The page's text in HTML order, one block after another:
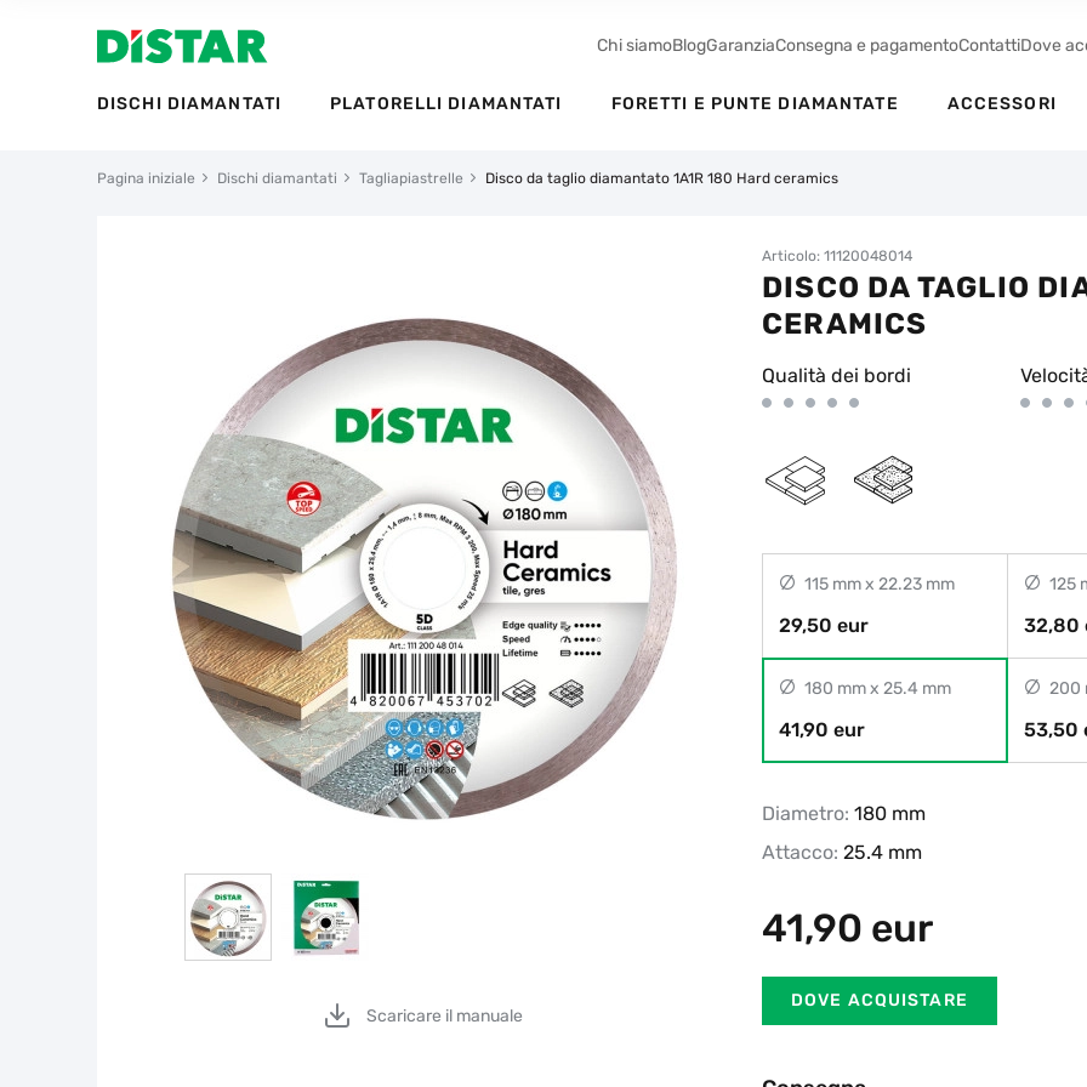
Chi siamoBlogGaranziaConsegna e pagamentoContattiDove
DISCHI DIAMANTATI PLATORELLI DIAMANTATI FORETTI E PUNTE DIAMANTATE ACCESSORI
Pagina iniziale Dischi diamantati Tagliapiastrelle Disco da taglio diamantato 1A1R 180 Hard ceramics
Scaricare il manuale
Articolo: 11120048014
DISCO DA TAGLIO
CERAMICS
Qualità dei bordi
115 mm x 22.23 mm
29,50 eur
125
32,80
180 mm x 25.4 mm
41,90 eur
200
53,50
Diametro: 180 mm
Attacco: 25.4 mm
41,90 eur
DOVE ACQUISTARE